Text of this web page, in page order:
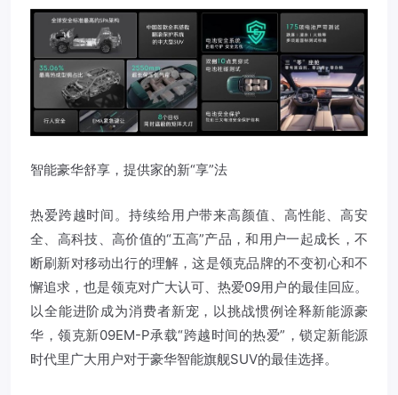
智能豪华舒享，提供家的新“享”法
热爱跨越时间。持续给用户带来高颜值、高性能、高安
全、高科技、高价值的“五高”产品，和用户一起成长，不
断刷新对移动出行的理解，这是领克品牌的不变初心和不
懈追求，也是领克对广大认可、热爱09用户的最佳回应。
以全能进阶成为消费者新宠，以挑战惯例诠释新能源豪
华，领克新09EM-P承载“跨越时间的热爱”，锁定新能源
时代里广大用户对于豪华智能旗舰SUV的最佳选择。